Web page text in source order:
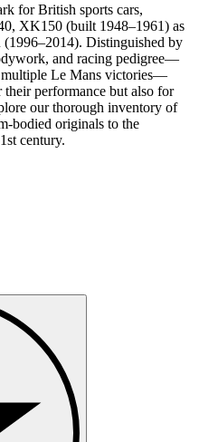
for British sports cars,
XK150 (built 1948–1961) as
Distinguished by
and racing pedigree—
multiple Le Mans victories—
their performance but also for
our thorough inventory of
bodied originals to the
century.